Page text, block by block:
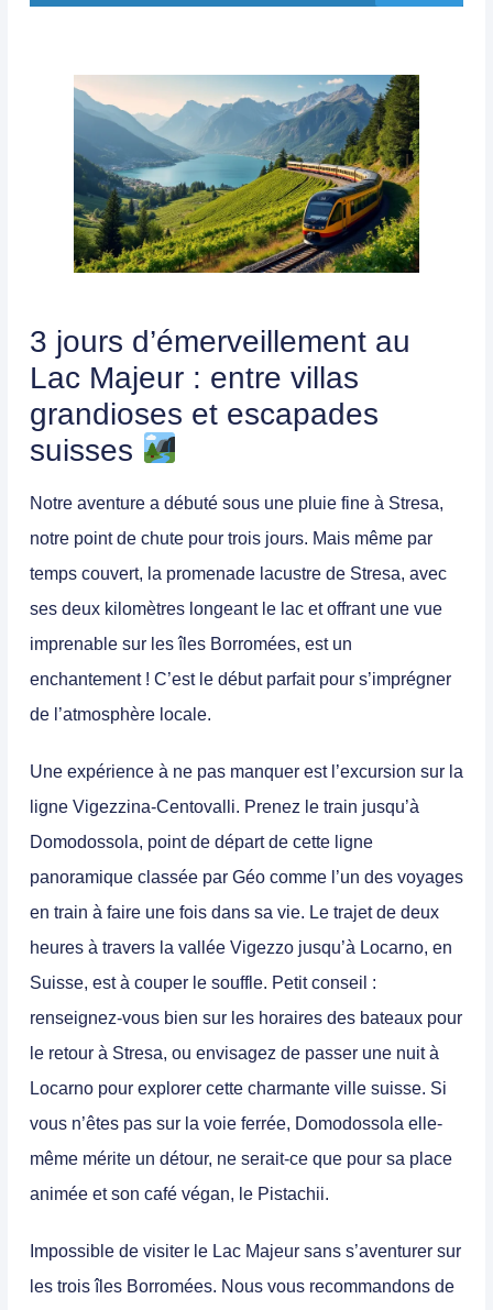
3 jours d’émerveillement au
Lac Majeur : entre villas
grandioses et escapades
suisses
Notre aventure a débuté sous une pluie fine à Stresa,
notre point de chute pour trois jours. Mais même par
temps couvert, la promenade lacustre de Stresa, avec
ses deux kilomètres longeant le lac et offrant une vue
imprenable sur les îles Borromées, est un
enchantement ! C’est le début parfait pour s’imprégner
de l’atmosphère locale.
Une expérience à ne pas manquer est l’excursion sur la
ligne Vigezzina-Centovalli. Prenez le train jusqu’à
Domodossola, point de départ de cette ligne
panoramique classée par Géo comme l’un des voyages
en train à faire une fois dans sa vie. Le trajet de deux
heures à travers la vallée Vigezzo jusqu’à Locarno, en
Suisse, est à couper le souffle. Petit conseil :
renseignez-vous bien sur les horaires des bateaux pour
le retour à Stresa, ou envisagez de passer une nuit à
Locarno pour explorer cette charmante ville suisse. Si
vous n’êtes pas sur la voie ferrée, Domodossola elle-
même mérite un détour, ne serait-ce que pour sa place
animée et son café végan, le Pistachii.
Impossible de visiter le Lac Majeur sans s’aventurer sur
les trois îles Borromées. Nous vous recommandons de